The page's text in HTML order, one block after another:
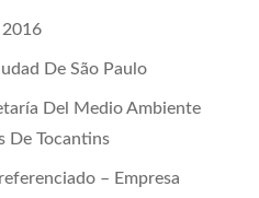
2016
De São Paulo
Del Medio Ambiente
De Tocantins
– Empresa